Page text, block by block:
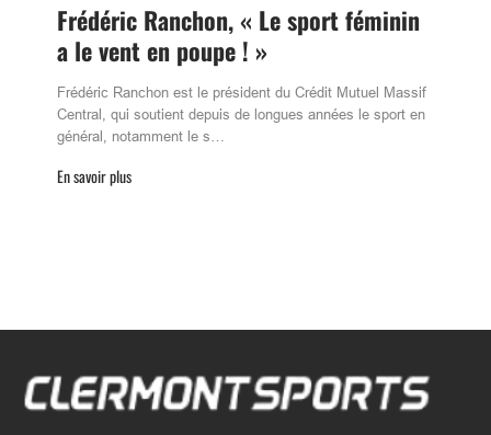
Frédéric Ranchon, « Le sport féminin
a le vent en poupe ! »
Frédéric Ranchon est le président du Crédit Mutuel Massif
Central, qui soutient depuis de longues années le sport en
général, notamment le s…
En savoir plus